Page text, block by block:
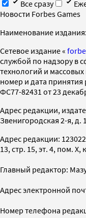
Все сразу
Новости Forbes Games
Наименование издания:
Cетевое издание «
службой по надзору в
технологий и
номер и дата
ФС77-82431 от 23
Адрес редакции,
Звенигородская 2-я, д.
Адрес редакции:
13, стр. 15, эт. 4, пом. X,
Главный редактор:
Адрес электронной
Номер телефона